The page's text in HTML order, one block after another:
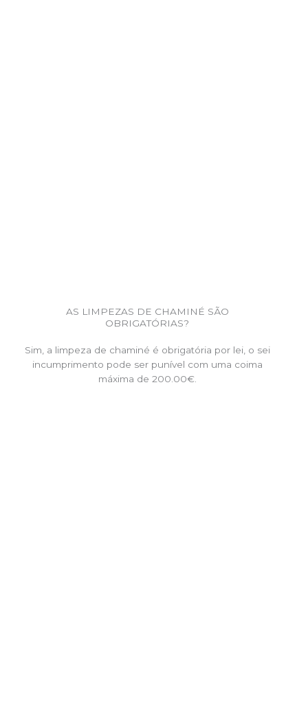
AS LIMPEZAS DE CHAMINÉ SÃO
OBRIGATÓRIAS?
Sim, a limpeza de chaminé é obrigatória por lei, o sei
incumprimento pode ser punível com uma coima
máxima de 200.00€.